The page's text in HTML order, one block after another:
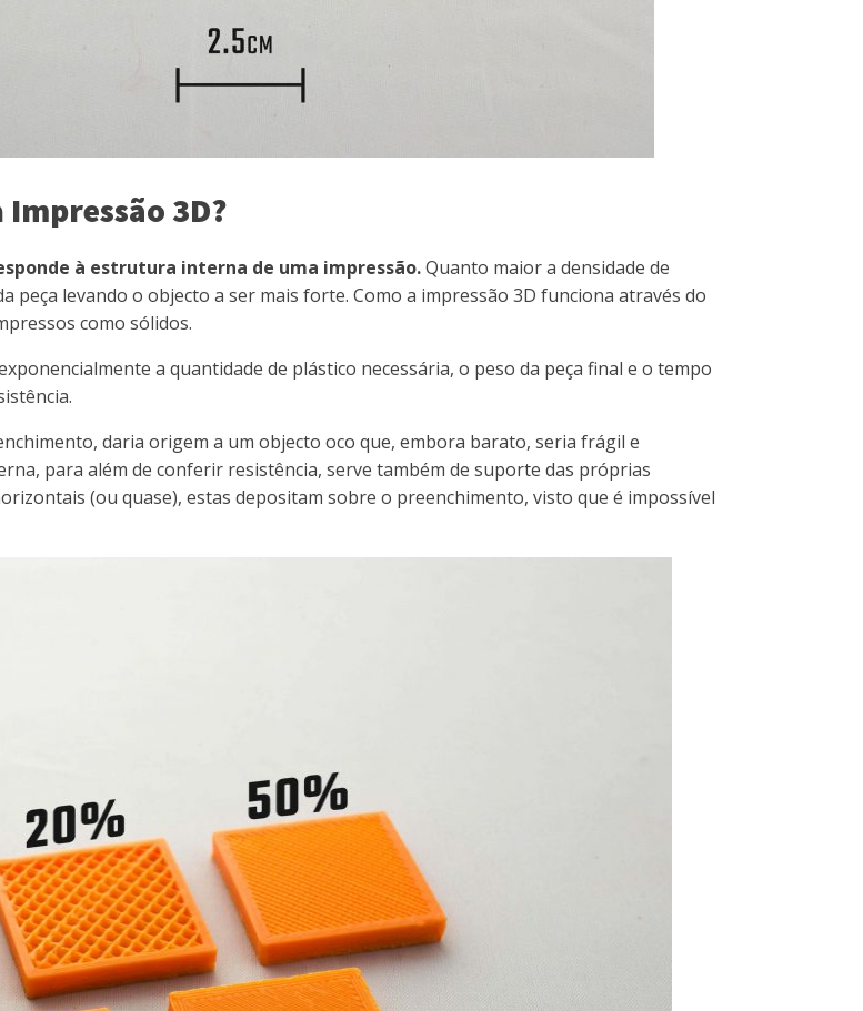
3D?
à estrutura interna de uma impressão.Quanto maior a densidade de
levando o objecto a ser mais forte. Como a impressão 3D funciona através do
como sólidos.
a quantidade de plástico necessária, o peso da peça final e o tempo
daria origem a um objecto oco que, embora barato, seria frágil e
para além de conferir resistência, serve também de suporte das próprias
(ou quase), estas depositam sobre o preenchimento, visto que é impossível